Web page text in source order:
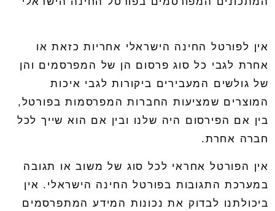
אין לפורטל החינה הישראלי אחריות כזאת או
אחרת לגבי כל סוג פרסום הן של המפרסמים והן
של גולשים המעבירים ביקורות לגבי איכות
המוצרים שמציעות החברות המפרסמות בפורטל,
בין אם הפירסום היה שלנו ובין אם הוא שייך לכל
חברה אחרת.
אין הפורטל אחראי לכל סוג של משוב או תגובה
במערכת התגובות בפורטל החינה הישראלי . אין
ביכולתנו לבדוק את נכונות המידע המתפרסמים